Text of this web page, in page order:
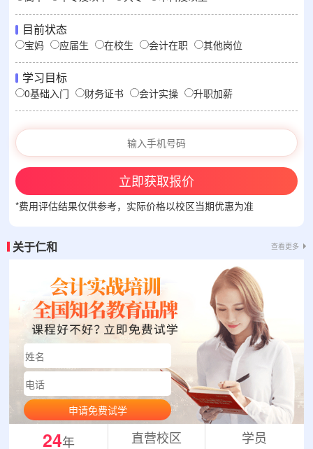
目前状态
宝妈 应届生 在校生 会计在职 其他岗位
学习目标
0基础入门 财务证书 会计实操 升职加薪
立即获取报价
*费用评估结果仅供参考，实际价格以校区当期优惠为准
关于仁和 查看更多
申请免费试学
24年 直营校区 学员